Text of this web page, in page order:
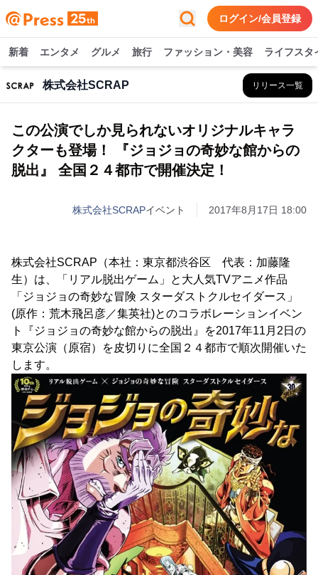
ログイン/会員登録
新着 エンタメ グルメ 旅行 ファッション・美容 ライフスタ
株式会社SCRAP リリース一覧
この公演でしか見られないオリジナルキャラ
クターも登場！ 『ジョジョの奇妙な館からの
脱出』 全国２４都市で開催決定！
株式会社SCRAPイベント 2017年8月17日 18:00
株式会社SCRAP（本社：東京都渋谷区 代表：加藤隆
生）は、「リアル脱出ゲーム」と大人気TVアニメ作品
「ジョジョの奇妙な冒険 スターダストクルセイダース」
(原作：荒木飛呂彦／集英社)とのコラボレーションイベン
ト『ジョジョの奇妙な館からの脱出』を2017年11月2日の
東京公演（原宿）を皮切りに全国２４都市で順次開催いた
します。